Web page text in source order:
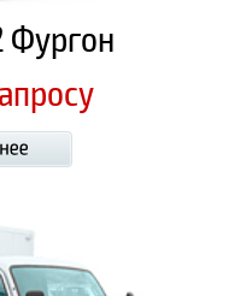
Фургон